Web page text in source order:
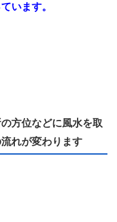
います。
方位などに風水を取
れが変わります